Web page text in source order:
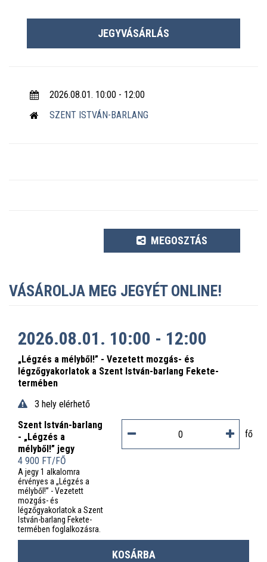
JEGYVÁSÁRLÁS
2026.08.01. 10:00 - 12:00
SZENT ISTVÁN-BARLANG
MEGOSZTÁS
VÁSÁROLJA MEG JEGYÉT ONLINE!
2026.08.01. 10:00 - 12:00
„Légzés a mélyből!” - Vezetett mozgás- és
légzőgyakorlatok a Szent István-barlang Fekete-
termében
3 hely elérhető
Szent István-barlang
- „Légzés a
mélyből!” jegy
4 900 FT/FŐ
A jegy 1 alkalomra
érvényes a „Légzés a
mélyből!” - Vezetett
mozgás- és
légzőgyakorlatok a Szent
István-barlang Fekete-
termében foglalkozásra.
fő
KOSÁRBA